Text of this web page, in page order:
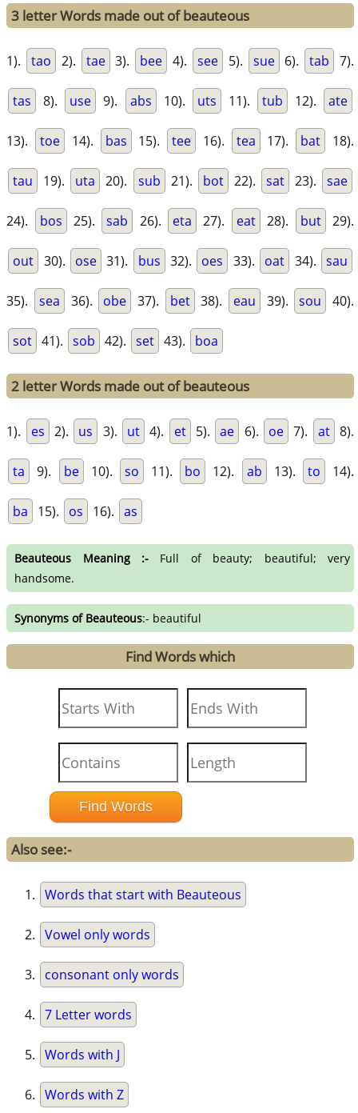
3 letter Words made out of beauteous
1). tao 2). tae 3). bee 4). see 5). sue 6). tab 7).
tas 8). use 9). abs 10). uts 11). tub 12). ate
13). toe 14). bas 15). tee 16). tea 17). bat 18).
tau 19). uta 20). sub 21). bot 22). sat 23). sae
24). bos 25). sab 26). eta 27). eat 28). but 29).
out 30). ose 31). bus 32). oes 33). oat 34). sau
35). sea 36). obe 37). bet 38). eau 39). sou 40).
sot 41). sob 42). set 43). boa
2 letter Words made out of beauteous
1). es 2). us 3). ut 4). et 5). ae 6). oe 7). at 8).
ta 9). be 10). so 11). bo 12). ab 13). to 14).
ba 15). os 16). as
Beauteous Meaning :- Full of beauty; beautiful; very
handsome.
Synonyms of Beauteous:- beautiful
Find Words which
Also see:-
Words that start with Beauteous
Vowel only words
consonant only words
7 Letter words
Words with J
Words with Z